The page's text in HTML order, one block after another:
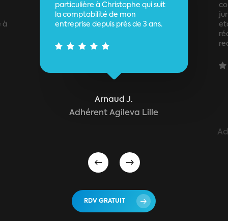
particulière à Christophe qui suit
la comptabilité de mon
entreprise depuis près de 3 ans.
Arnaud J.
Adhérent Agileva Lille
à
RDV GRATUIT